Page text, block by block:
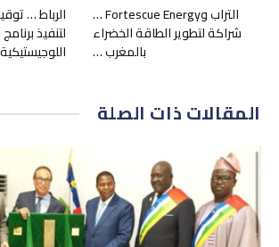
التراب وFortescue Energy …
شراكة لتطوير الطاقة الخضراء
بالمغرب …
الرباط …
لتنفيذ
المقالاتذات الصلة